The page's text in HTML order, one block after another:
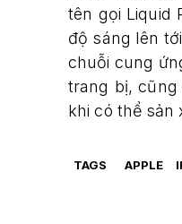
tên gọi Liquid
độ sáng lên
chuỗi cung
trang bị, cũng
khi có thể sản
TAGS APPLE